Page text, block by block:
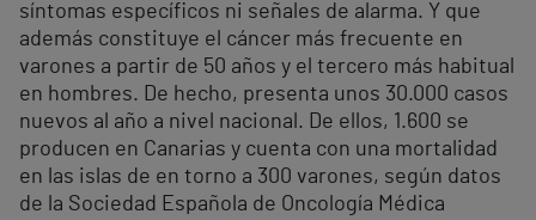
síntomas específicos ni señales de alarma. Y que
además constituye el cáncer más frecuente en
varones a partir de 50 años y el tercero más habitual
en hombres. De hecho, presenta unos 30.000 casos
nuevos al año a nivel nacional. De ellos, 1.600 se
producen en Canarias y cuenta con una mortalidad
en las islas de en torno a 300 varones, según datos
de la Sociedad Española de Oncología Médica